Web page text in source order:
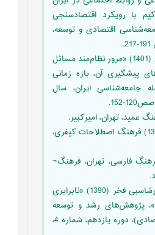
با رویکرد اقتصادسنجی
اقتصادی و توسعه،
عشایری، طاها و دیگران (1401) «مرور نظام‌مند مسائل
پیشگیری آن، بازه زمانی
مجله جامعه‌شناسی ایران، سال
فرخ سیدی، منصور (1380) فرهنگ اصطلاحات کیفری،
(1387) فرهنگ فارسی، تهران، فرهنگ¬
مهرگان، نادر و سعید گرشاسبی فخر (1390) «نابرابری
پژوهش‌های رشد و توسعه
پایدار (پژوهش‌های اقتصادی)، دوره یازدهم، شماره 4،